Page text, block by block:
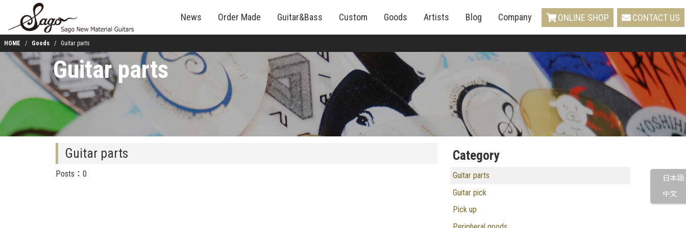
News Order Made Guitar&Bass Custom Goods Artists Blog Company ONLINE SHOP CONTACT US
日本語
中文
HOME Goods Guitar parts
Guitar parts
Guitar parts
Posts：0
Category
Guitar parts
Guitar pick
Pick up